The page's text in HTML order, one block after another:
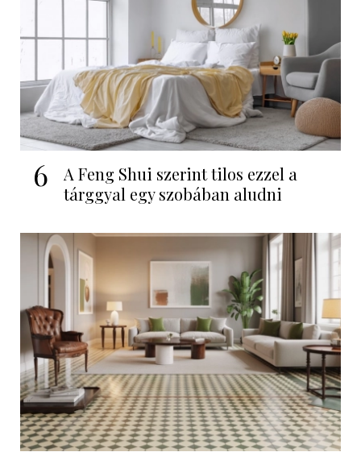
6
A Feng Shui szerint tilos ezzel a
tárggyal egy szobában aludni